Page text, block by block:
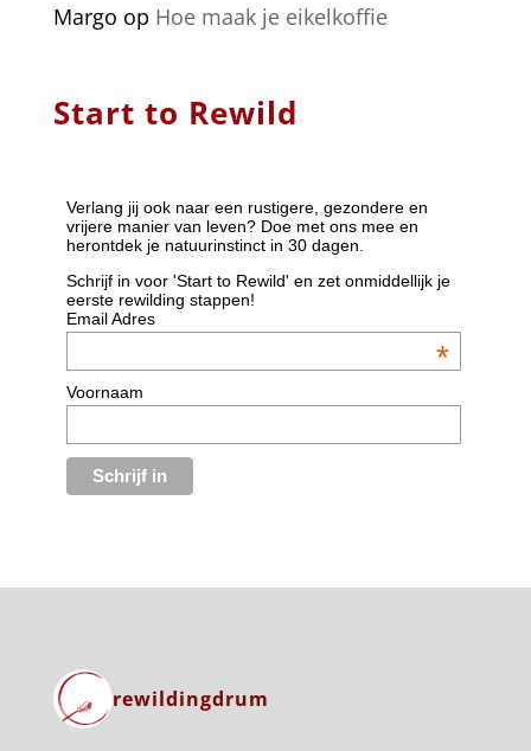
Margo op Hoe maak je eikelkoffie
Start to Rewild
Verlang jij ook naar een rustigere, gezondere en
vrijere manier van leven? Doe met ons mee en
herontdek je natuurinstinct in 30 dagen.
Schrijf in voor 'Start to Rewild' en zet onmiddellijk je
eerste rewilding stappen!
Email Adres
*
Voornaam
rewildingdrum